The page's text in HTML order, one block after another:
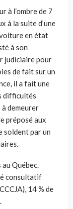
à l’ombre de 7
à la suite d’une
en état
à son
judiciaire pour
de fait sur un
il a fait une
difficultés
demeurer
préposé aux
soldent par un
Québec.
consultatif
, 14 % de